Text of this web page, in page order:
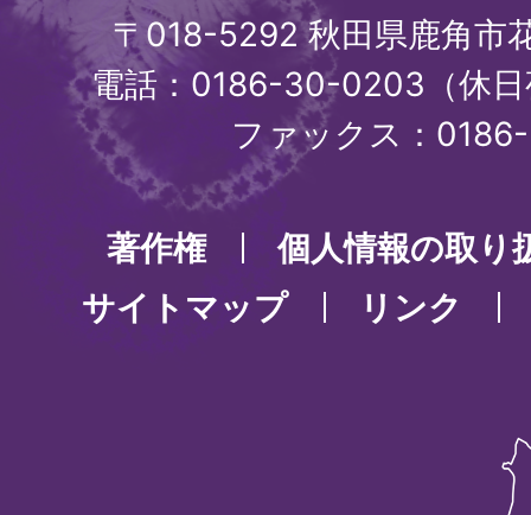
〒018-5292 秋田県鹿角市
電話：0186-30-0203（休
ファックス：
著作権
個人情報の取り
サイトマップ
リンク